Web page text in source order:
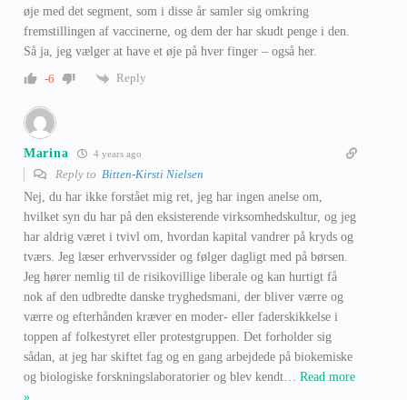
øje med det segment, som i disse år samler sig omkring
fremstillingen af vaccinerne, og dem der har skudt penge i den.
Så ja, jeg vælger at have et øje på hver finger – også her.
-6
Reply
Marina 4 years ago
Reply to Bitten-Kirsti Nielsen
Nej, du har ikke forstået mig ret, jeg har ingen anelse om,
hvilket syn du har på den eksisterende virksomhedskultur, og jeg
har aldrig været i tvivl om, hvordan kapital vandrer på kryds og
tværs. Jeg læser erhvervssider og følger dagligt med på børsen.
Jeg hører nemlig til de risikovillige liberale og kan hurtigt få
nok af den udbredte danske tryghedsmani, der bliver værre og
værre og efterhånden kræver en moder- eller faderskikkelse i
toppen af folkestyret eller protestgruppen. Det forholder sig
sådan, at jeg har skiftet fag og en gang arbejdede på biokemiske
og biologiske forskningslaboratorier og blev kendt… Read more
»